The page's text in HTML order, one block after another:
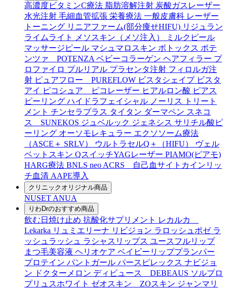
高濃度ビタミンC療法 脂肪溶解注射 炭酸ガスレーザー
水光注射 毛細血管拡張 栄養療法 一般皮膚科 レーザー
トーニング リニアファーム(部分痩せHIFU) リジュラン
ライムライト
メソスキン（メソ注入）
ミルクピール
マッサージピール マシュマロスキン ボトックス ポテ
ンツァ POTENZA ベビーコラーゲン ヘアフィラー プ
ロファイロ プルリアル プラセンタ注射 フィロルガ注
射 ピュアフロー PUREFLOW ビスタシェイプ ビスタ
アイ ピコシュア ピコレーザー ヒアルロン酸 ピアス
ピーリング ハイドラフェイシャル ノーリス
トリート
メント チンセラプラス タイタン ダーマペン スネコ
ス SUNEKOS ジュベルック ジェネシス サリチル酸ピ
ーリング オーソモレキュラー エクソソーム療法
（ASCE＋ SRLV）
ウルトラセルQ＋（HIFU）
ヴェル
ベットスキン QスイッチYAGレーザー PIAMO(ピアモ)
HARG療法 BNLS neo ACRS 自己血サイトカインリッ
チ血清 AAPE導入
クリニックオリジナル商品
NUSET ANUA
りわDrのおすすめ商品
飲む日焼け止め 抗酸化サプリメント レカルカ
Lekarka リュミエリーナ リビジョン ラロッシュポゼ ラ
ッシュラッシュ ラシャスリップス ユースフルリップ
まつ毛美容液 ヘリオケア ベイビーリッププランパー
プロテイン パントガール パースピレックス ナビジョ
ン ドクターメロン ディビュース DEBEAUS ソルプロ
プリュスホワイト ゼオスキン ZOスキン ジャンマリ